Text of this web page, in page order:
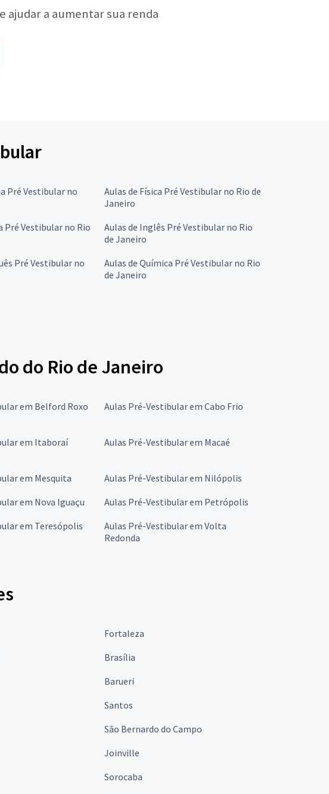
ajudar a aumentar sua renda
Pré Vestibular no
Aulas de Física Pré Vestibular no Rio de
Janeiro
Pré Vestibular no Rio
Aulas de Inglês Pré Vestibular no Rio
de Janeiro
Pré Vestibular no
Aulas de Química Pré Vestibular no Rio
de Janeiro
do Rio de Janeiro
em Belford Roxo Aulas Pré-Vestibular em Cabo Frio
em Itaboraí Aulas Pré-Vestibular em Macaé
em Mesquita
Aulas Pré-Vestibular em Nilópolis
em Nova Iguaçu
Aulas Pré-Vestibular em Petrópolis
em Teresópolis
Aulas Pré-Vestibular em Volta
Redonda
Fortaleza
Brasília
Barueri
Santos
São Bernardo do Campo
Joinville
Sorocaba